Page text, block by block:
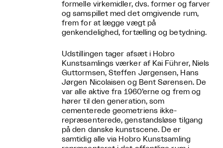
formelle virkemidler, dvs. former og farver
og samspillet med det omgivende rum,
frem for at lægge vægt på
genkendelighed, fortælling og betydning.
Udstillingen tager afsæt i Hobro
Kunstsamlings værker af Kai Führer, Niels
Guttormsen, Steffen Jørgensen, Hans
Jørgen Nicolaisen og Bent Sørensen. De
var alle aktive fra 1960’erne og frem og
hører til den generation, som
cementerede geometriens ikke-
repræsenterede, genstandsløse tilgang
på den danske kunstscene. De er
samtidig alle via Hobro Kunstsamling